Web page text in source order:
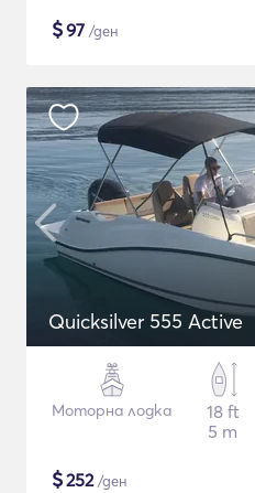
$97 /ден
Quicksilver 555 Active
Моторна лодка
18 ft
5 m
$252/ден